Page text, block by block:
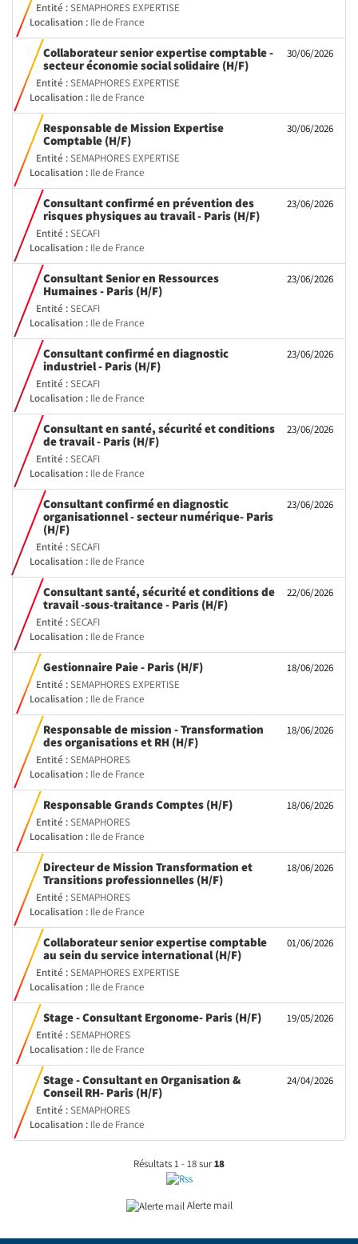
Entité :SEMAPHORES EXPERTISE
Localisation : Ile de France
30/06/2026
Collaborateur senior expertise comptable -
secteur économie social solidaire (H/F)(Nouvelle
Entité :SEMAPHORES EXPERTISE
Localisation : Ile de France
30/06/2026
Responsable de Mission Expertise
Comptable (H/F)(Nouvelle
fenêtre)
Entité :SEMAPHORES EXPERTISE
Localisation : Ile de France
23/06/2026
Consultant confirmé en prévention des
risques physiques au travail - Paris (H/F)(Nouvelle
Entité :SECAFI
Localisation : Ile de France
23/06/2026
Consultant Senior en Ressources
Humaines - Paris (H/F)(Nouvelle
Entité :SECAFI
Localisation : Ile de France
23/06/2026
Consultant confirmé en diagnostic
industriel - Paris (H/F)(Nouvelle
Entité :SECAFI
Localisation : Ile de France
23/06/2026
Consultant en santé, sécurité et conditions
de travail - Paris (H/F)(Nouvelle
Entité :SECAFI
Localisation : Ile de France
23/06/2026
Consultant confirmé en diagnostic
organisationnel - secteur numérique- Paris
(H/F)(Nouvelle
fenêtre)
Entité :SECAFI
Localisation : Ile de France
22/06/2026
Consultant santé, sécurité et conditions de
travail -sous-traitance - Paris (H/F)(Nouvelle
Entité :SECAFI
Localisation : Ile de France
18/06/2026
Gestionnaire Paie - Paris (H/F)(Nouvelle
Entité :SEMAPHORES EXPERTISE
Localisation : Ile de France
18/06/2026
Responsable de mission - Transformation
des organisations et RH (H/F)(Nouvelle
Entité :SEMAPHORES
Localisation : Ile de France
18/06/2026
Responsable Grands Comptes (H/F)(Nouvelle
Entité :SEMAPHORES
Localisation : Ile de France
18/06/2026
Directeur de Mission Transformation et
Transitions professionnelles (H/F)(Nouvelle
Entité :SEMAPHORES
Localisation : Ile de France
01/06/2026
Collaborateur senior expertise comptable
au sein du service international (H/F)(Nouvelle
Entité :SEMAPHORES EXPERTISE
Localisation : Ile de France
19/05/2026
Stage - Consultant Ergonome- Paris (H/F)(Nouvelle
Entité :SEMAPHORES
Localisation : Ile de France
24/04/2026
Stage - Consultant en Organisation &
Conseil RH- Paris (H/F)(Nouvelle
Entité :SEMAPHORES
Localisation : Ile de France
Résultats 1 - 18 sur18
Alerte mail